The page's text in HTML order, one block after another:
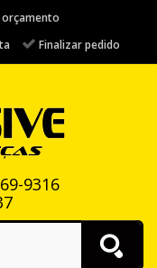
Finalizar pedido
9316